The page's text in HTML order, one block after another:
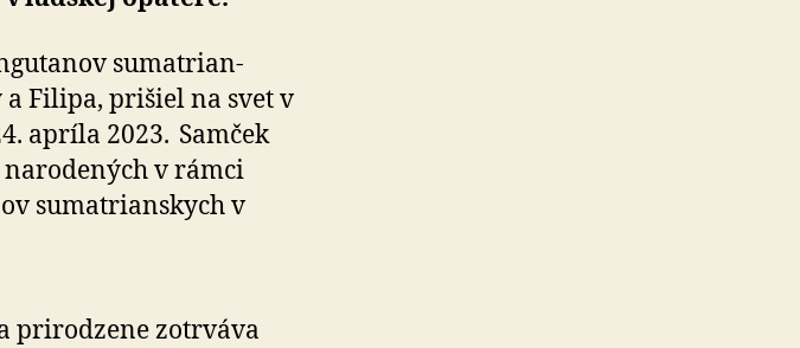
suma­trian­
a Filipa, prišiel na svet v
apríla 2023. Samček
narodených v rámci
sumatrianskych v
prirodzene zotrváva